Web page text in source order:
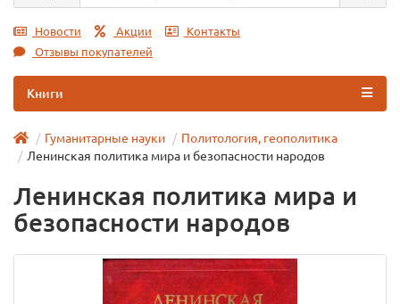
Новости Акции
Контакты
Отзывы покупателей
Книги
Гуманитарные науки
Политология, геополитика
Ленинская политика мира и безопасности народов
Ленинская политика мира и
безопасности народов